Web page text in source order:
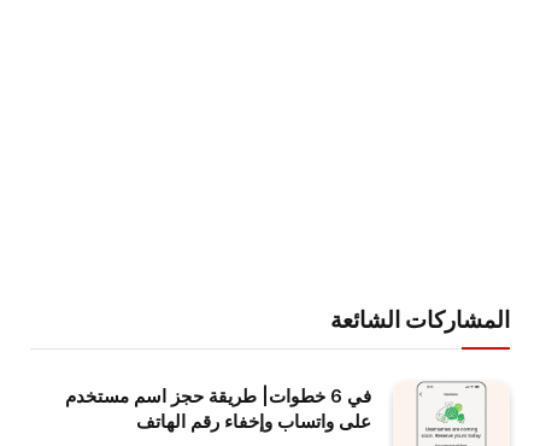
المشاركات الشائعة
في 6 خطوات| طريقة حجز اسم مستخدم
على واتساب وإخفاء رقم الهاتف